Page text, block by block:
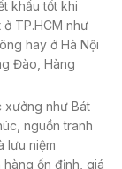
khấu tốt khi
TP.HCM như
hay ở Hà Nội
Đào, Hàng
xưởng như Bát
nguồn tranh
lưu niệm
ổn định, giá